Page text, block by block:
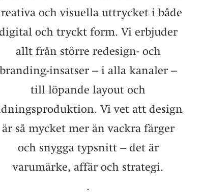
och visuella uttrycket i både
och tryckt form. Vi erbjuder
allt från större redesign- och
branding-insatser – i alla kanaler –
till löpande layout och
Vi vet att design
är så mycket mer än vackra färger
och snygga typsnitt – det är
varumärke, affär och strategi.
.